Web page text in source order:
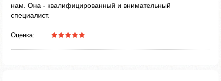
нам. Она - квалифицированный и внимательный
специалист.
Оценка: